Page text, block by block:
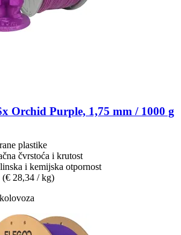
Orchid Purple, 1,75 mm / 1000 g
plastike
čvrstoća i krutost
i kemijska otpornost
(€ 28,34 / kg)